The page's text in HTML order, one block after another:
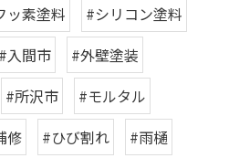
ッ素塗料
#シリコン塗料
#入間市
#外壁塗装
#所沢市
#モルタル
修 #ひび割れ
#雨樋